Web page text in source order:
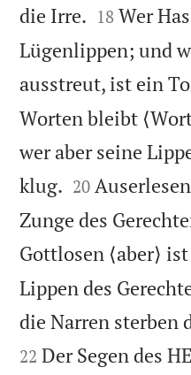
die Irre. 

18 Wer
Lügenlippen; und
ausstreut, ist ein
Worten bleibt
wer aber seine
klug. 

20
Zunge des
Gottlosen ⟨aber⟩
Lippen des
die Narren sterben
22 Der Segen des